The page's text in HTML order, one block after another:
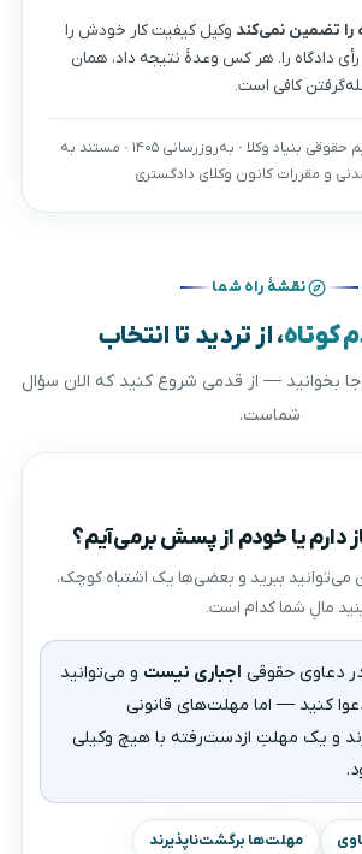
تضمین نمی‌کند وکیل کیفیت کار خودش را
دادگاه را. هر کس وعدهٔ نتیجه داد، همان
کافی است.
بازبینی‌شده توسط تیم حقوقی بنیاد وکلا · به‌روزرسانی ۱۴۰۵ · مستند به
و مقررات کانون وکلای دادگستری
نقشهٔ راه شما
کوتاه، از تردید تا انتخاب
بخوانید — از قدمی شروع کنید که الان سؤال
شماست.
دارم یا خودم از پسش برمی‌آیم؟
می‌توانید ببرید و بعضی‌ها یک اشتباه کوچک،
مالِ شما کدام است.
دعاوی حقوقی اجباری نیست و می‌توانید
کنید — اما مهلت‌های قانونی
و یک مهلتِ ازدست‌رفته با هیچ وکیلی
مهلت‌ها برگشت‌ناپذیرند